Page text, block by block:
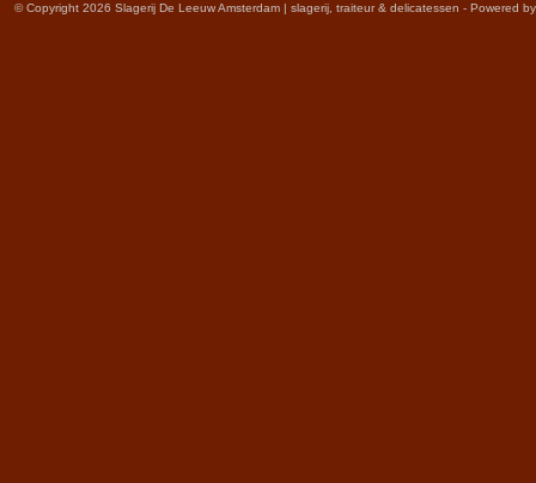
© Copyright 2026 Slagerij De Leeuw Amsterdam | slagerij, traiteur & delicatessen - Powered